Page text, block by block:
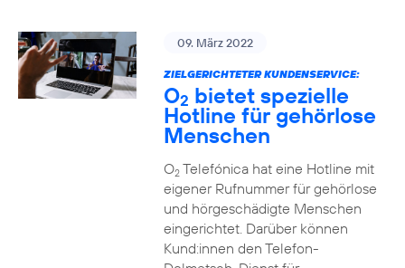
09. März 2022
ZIELGERICHTETER KUNDENSERVICE:
O2 bietet spezielle
Hotline für gehörlose
Menschen
O2Telefónica hat eine Hotline mit
eigener Rufnummer für gehörlose
und hörgeschädigte Menschen
eingerichtet. Darüber können
Kund:innen den Telefon-